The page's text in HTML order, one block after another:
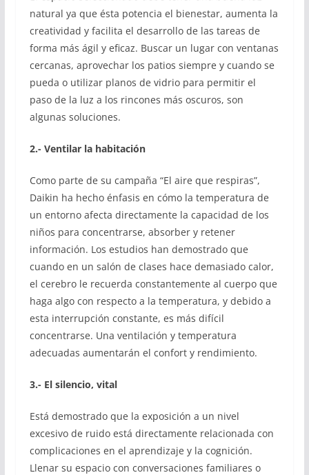
natural ya que ésta potencia el bienestar, aumenta la
creatividad y facilita el desarrollo de las tareas de
forma más ágil y eficaz. Buscar un lugar con ventanas
cercanas, aprovechar los patios siempre y cuando se
pueda o utilizar planos de vidrio para permitir el
paso de la luz a los rincones más oscuros, son
algunas soluciones.
2.- Ventilar la habitación
Como parte de su campaña “El aire que respiras”,
Daikin ha hecho énfasis en cómo la temperatura de
un entorno afecta directamente la capacidad de los
niños para concentrarse, absorber y retener
información. Los estudios han demostrado que
cuando en un salón de clases hace demasiado calor,
el cerebro le recuerda constantemente al cuerpo que
haga algo con respecto a la temperatura, y debido a
esta interrupción constante, es más difícil
concentrarse. Una ventilación y temperatura
adecuadas aumentarán el confort y rendimiento.
3.- El silencio, vital
Está demostrado que la exposición a un nivel
excesivo de ruido está directamente relacionada con
complicaciones en el aprendizaje y la cognición.
Llenar su espacio con conversaciones familiares o